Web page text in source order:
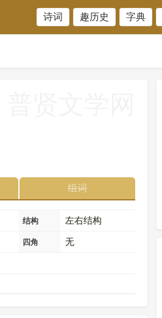
诗词 趣历史 字典
组词
结构 左右结构
四角 无